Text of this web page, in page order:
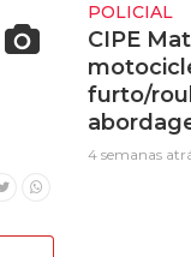
POLICIAL
CIPE
furto/
4 semanas